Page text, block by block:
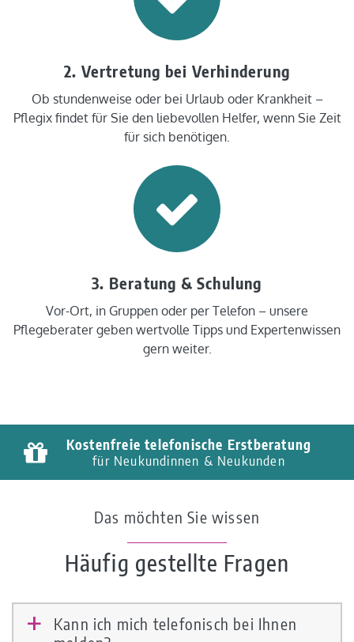
2. Vertretung bei Verhinderung
Ob stundenweise oder bei Urlaub oder Krankheit –
Pflegix findet für Sie den liebevollen Helfer, wenn Sie Zeit
für sich benötigen.
3. Beratung & Schulung
Vor-Ort, in Gruppen oder per Telefon – unsere
Pflegeberater geben wertvolle Tipps und Expertenwissen
gern weiter.
Kostenfreie telefonische Erstberatung
für Neukundinnen & Neukunden
Das möchten Sie wissen
Häufig gestellte Fragen
a
Kann ich mich telefonisch bei Ihnen